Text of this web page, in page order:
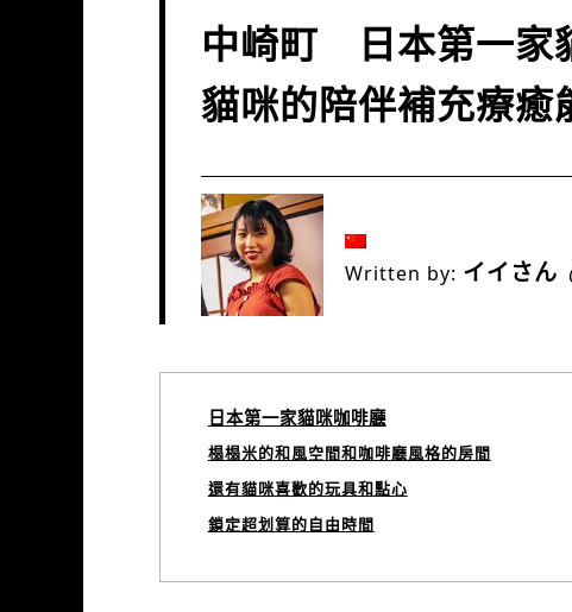
中崎町 日本第一家
貓咪的陪伴補充療癒
Written by: イイさん
日本第一家貓咪咖啡廳
榻榻米的和風空間和咖啡廳風格的房間
還有貓咪喜歡的玩具和點心
鎖定超划算的自由時間